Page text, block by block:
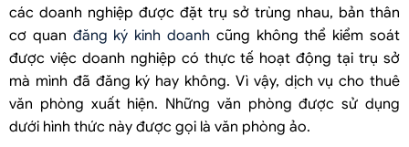
các doanh nghiệp được đặt trụ sở trùng nhau, bản thân
cơ quan đăng ký kinh doanh cũng không thể kiểm soát
được việc doanh nghiệp có thực tế hoạt động tại trụ sở
mà mình đã đăng ký hay không. Vì vậy, dịch vụ cho thuê
văn phòng xuất hiện. Những văn phòng được sử dụng
dưới hình thức này được gọi là văn phòng ảo.